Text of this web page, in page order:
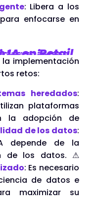
: Libera a los
enfocarse en
IA en Retail
implementación
retos:
heredados:
plataformas
la adopción de
de los datos:
depende de la
de los datos. ⚠
: Es necesario
de datos e
maximizar su